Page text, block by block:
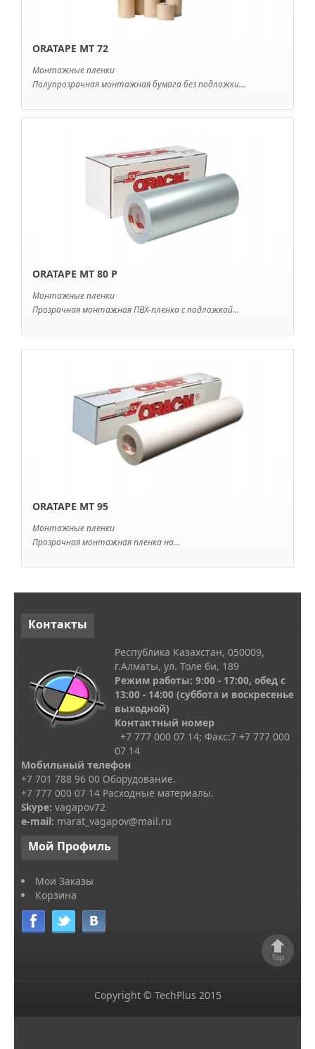
ORATAPE MT 72
Монтажные пленки
Полупрозрачная монтажная бумага без подложки...
ORATAPE MT 80 P
Монтажные пленки
Прозрачная монтажная ПВХ-пленка с подложкой...
ORATAPE MT 95
Монтажные пленки
Прозрачная монтажная пленка на...
Контакты
Республика Казахстан, 050009,
г.Алматы, ул. Толе би, 189
Режим работы: 9:00 - 17:00, обед с
13:00 - 14:00 (суббота и воскресенье
выходной)
Контактный номер
+7 777 000 07 14; Факс:7 +7 777 000
07 14
Мобильный телефон
+7 701 788 96 00 Оборудование.
+7 777 000 07 14 Расходные материалы.
Skype: vagapov72
e-mail: marat_vagapov@mail.ru
Мой Профиль
Мои Заказы
Корзина
Top
Copyright © TechPlus 2015